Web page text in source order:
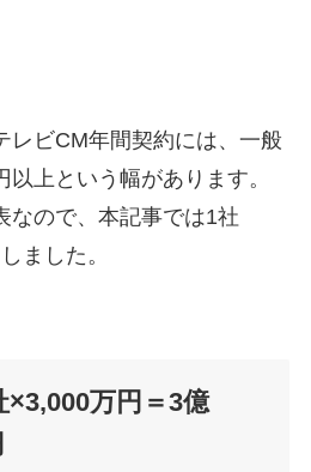
レビCM年間契約には、一般
上という幅があります。
なので、本記事では1社
ました。
×3,000万円＝3億